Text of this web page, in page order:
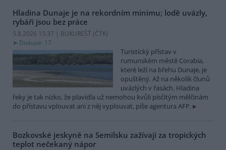
Hladina Dunaje je na rekordním minimu; lodě uvázly,
rybáři jsou bez práce
5.8.2026 15:37 | BUKUREŠŤ (ČTK)
Diskuse: 17
Turistický přístav v
rumunském městě Corabia,
které leží na břehu Dunaje, je
opuštěný. Až na několik člunů
uvázlých v řasách. Hladina
řeky je tak nízko, že plavidla už nemohou kvůli písčitým mělčinám
do přístavu vplouvat ani z něj vyplouvat, píše agentura AFP.
Bozkovské jeskyně na Semilsku zažívají za tropických
teplot nečekaný nápor